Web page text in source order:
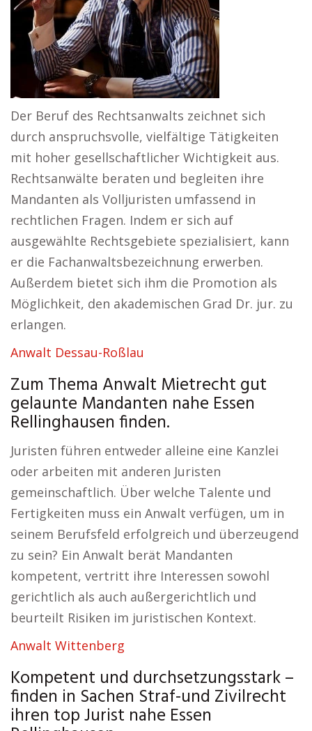
Der Beruf des Rechtsanwalts zeichnet sich
durch anspruchsvolle, vielfältige Tätigkeiten
mit hoher gesellschaftlicher Wichtigkeit aus.
Rechtsanwälte beraten und begleiten ihre
Mandanten als Volljuristen umfassend in
rechtlichen Fragen. Indem er sich auf
ausgewählte Rechtsgebiete spezialisiert, kann
er die Fachanwaltsbezeichnung erwerben.
Außerdem bietet sich ihm die Promotion als
Möglichkeit, den akademischen Grad Dr. jur. zu
erlangen.
Anwalt Dessau-Roßlau
Zum Thema Anwalt Mietrecht gut
gelaunte Mandanten nahe Essen
Rellinghausen finden.
Juristen führen entweder alleine eine Kanzlei
oder arbeiten mit anderen Juristen
gemeinschaftlich. Über welche Talente und
Fertigkeiten muss ein Anwalt verfügen, um in
seinem Berufsfeld erfolgreich und überzeugend
zu sein? Ein Anwalt berät Mandanten
kompetent, vertritt ihre Interessen sowohl
gerichtlich als auch außergerichtlich und
beurteilt Risiken im juristischen Kontext.
Anwalt Wittenberg
Kompetent und durchsetzungsstark –
finden in Sachen Straf-und Zivilrecht
ihren top Jurist nahe Essen